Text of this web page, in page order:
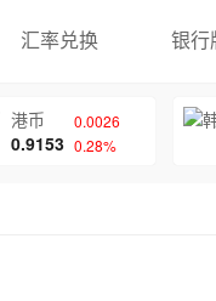
汇率兑换 银行
港币
0.9153
0.0026
0.28%